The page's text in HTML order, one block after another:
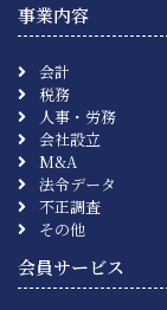
事業内容
会計
税務
人事・労務
会社設立
M&A
法令データ
不正調査
その他
会員サービス